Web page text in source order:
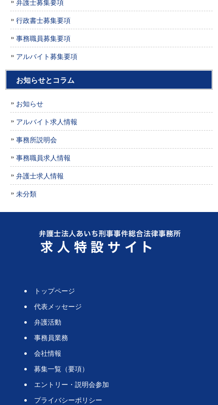
弁護士募集要項
行政書士募集要項
事務職員募集要項
アルバイト募集要項
お知らせとコラム
お知らせ
アルバイト求人情報
事務所説明会
事務職員求人情報
弁護士求人情報
未分類
トップページ
代表メッセージ
弁護活動
事務員業務
会社情報
募集一覧（要項）
エントリー・説明会参加
プライバシーポリシー